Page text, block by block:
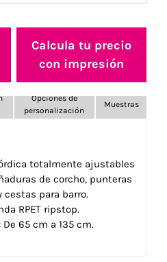
Calcula tu precio
con impresión
Opciones de
personalización
Muestras
totalmente ajustables
de corcho, punteras
cestas para barro.
RPET ripstop.
65 cm a 135 cm.